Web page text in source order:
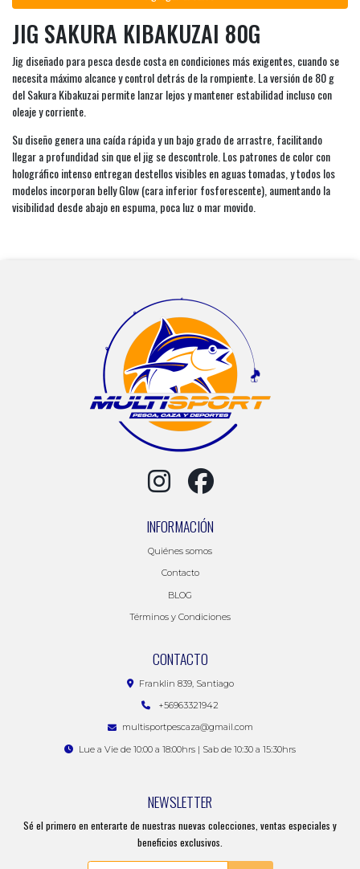
JIG SAKURA KIBAKUZAI 80G
Jig diseñado para pesca desde costa en condiciones más exigentes, cuando se
necesita máximo alcance y control detrás de la rompiente. La versión de 80 g
del Sakura Kibakuzai permite lanzar lejos y mantener estabilidad incluso con
oleaje y corriente.
Su diseño genera una caída rápida y un bajo grado de arrastre, facilitando
llegar a profundidad sin que el jig se descontrole. Los patrones de color con
holográfico intenso entregan destellos visibles en aguas tomadas, y todos los
modelos incorporan belly Glow (cara inferior fosforescente), aumentando la
visibilidad desde abajo en espuma, poca luz o mar movido.
INFORMACIÓN
Quiénes somos
Contacto
BLOG
Términos y Condiciones
CONTACTO
Franklin 839, Santiago
+56963321942
multisportpescaza@gmail.com
Lue a Vie de 10:00 a 18:00hrs | Sab de 10:30 a 15:30hrs
NEWSLETTER
Sé el primero en enterarte de nuestras nuevas colecciones, ventas especiales y
beneficios exclusivos.